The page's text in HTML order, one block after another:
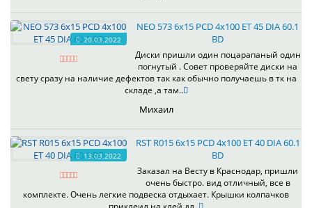
20.03.2022
NEO 573 6x15 PCD 4x100 ET 45 DIA 60.1
BD
Диски пришли один поцарапаный один
погнутый . Совет проверяйте диски на
свету сразу на наличие дефектов так как обычно получаешь в тк на
складе ,а там..
Михаил
13.03.2022
RST R015 6x15 PCD 4x100 ET 40 DIA 60.1
BD
Заказал на Весту в Краснодар, пришли
очень быстро. вид отличный, все в
комплекте. Очень легкие подвеска отдыхает. Крышки колпачков